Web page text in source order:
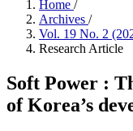
Home /
Archives /
Vol. 19 No. 2
Research Article
Soft Power :
of Korea’s